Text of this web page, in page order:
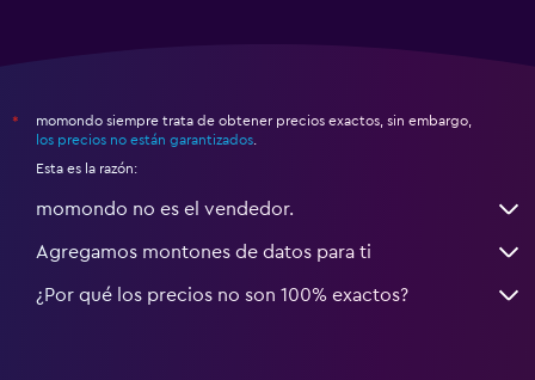
*
momondo siempre trata de obtener precios exactos, sin embargo,
los precios no están garantizados
Esta es la razón:
momondo no es el vendedor.
Agregamos montones de datos para ti
¿Por qué los precios no son 100% exactos?